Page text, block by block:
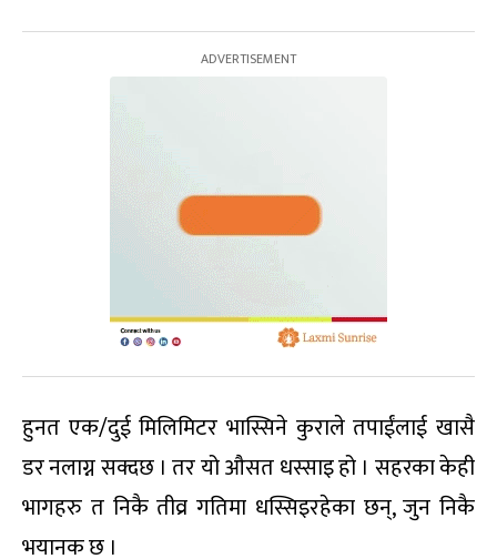
हुनत एक/दुई मिलिमिटर भास्सिने कुराले तपाईंलाई खासै
डर नलाग्न सक्दछ । तर यो औसत धस्साइ हो । सहरका केही
भागहरु त निकै तीव्र गतिमा धस्सिइरहेका छन्, जुन निकै
भयानक छ ।